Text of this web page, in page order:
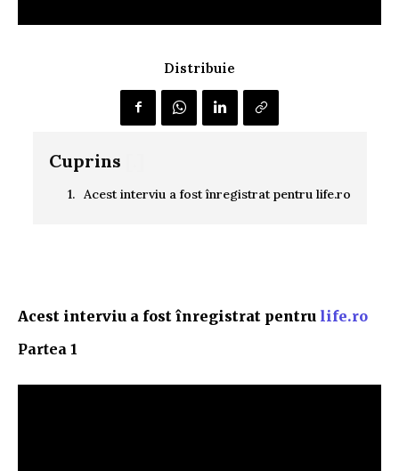
Distribuie
Cuprins
Acest interviu a fost înregistrat pentru life.ro
Acest interviu a fost înregistrat pentru life.ro
Partea 1